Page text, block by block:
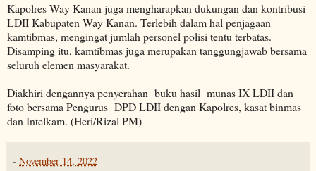
Kapolres Way Kanan juga mengharapkan dukungan dan kontribusi
LDII Kabupaten Way Kanan. Terlebih dalam hal penjagaan
kamtibmas, mengingat jumlah personel polisi tentu terbatas.
Disamping itu, kamtibmas juga merupakan tanggungjawab bersama
seluruh elemen masyarakat.
Diakhiri dengannya penyerahan buku hasil munas IX LDII dan
foto bersama Pengurus DPD LDII dengan Kapolres, kasat binmas
dan Intelkam. (Heri/Rizal PM)
- November 14, 2022